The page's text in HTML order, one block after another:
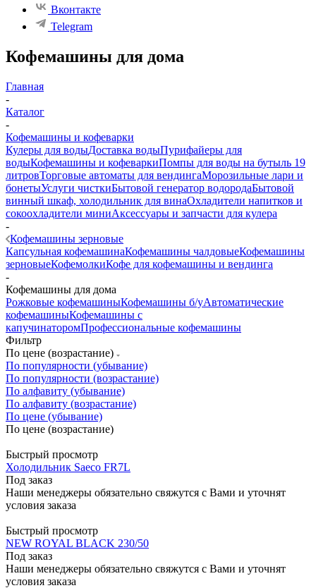
Вконтакте
Telegram
Кофемашины для дома
Главная
-
Каталог
-
Кофемашины и кофеварки
Кулеры для водыДоставка водыПурифайеры для
водыКофемашины и кофеваркиПомпы для воды на бутыль 19
литровТорговые автоматы для вендингаМорозильные лари и
бонетыУслуги чисткиБытовой генератор водородаБытовой
винный шкаф, холодильник для винаОхладители напитков и
сокоохладители миниАксессуары и запчасти для кулера
-
Кофемашины зерновые
Капсульная кофемашинаКофемашины чалдовыеКофемашины
зерновыеКофемолкиКофе для кофемашины и вендинга
-
Кофемашины для дома
Рожковые кофемашиныКофемашины б/уАвтоматические
кофемашиныКофемашины с
капучинаторомПрофессиональные кофемашины
Фильтр
По цене (возрастание)
По популярности (убывание)
По популярности (возрастание)
По алфавиту (убывание)
По алфавиту (возрастание)
По цене (убывание)
По цене (возрастание)
Быстрый просмотр
Холодильник Saeco FR7L
Под заказ
Наши менеджеры обязательно свяжутся с Вами и уточнят
условия заказа
Быстрый просмотр
NEW ROYAL BLACK 230/50
Под заказ
Наши менеджеры обязательно свяжутся с Вами и уточнят
условия заказа